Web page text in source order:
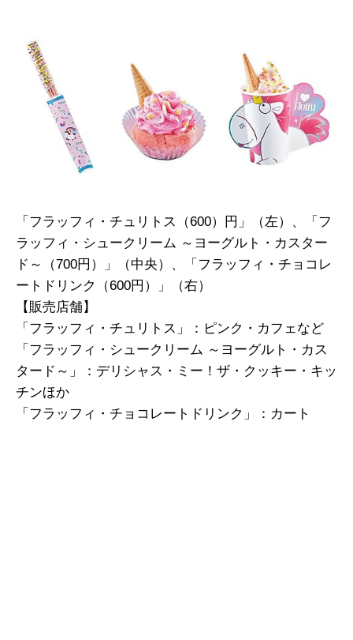
「フラッフィ・チュリトス（600）円」（左）、「フ
ラッフィ・シュークリーム ～ヨーグルト・カスター
ド～（700円）」（中央）、「フラッフィ・チョコレ
ートドリンク（600円）」（右）
【販売店舗】
「フラッフィ・チュリトス」：ピンク・カフェなど
「フラッフィ・シュークリーム ～ヨーグルト・カス
タード～」：デリシャス・ミー！ザ・クッキー・キッ
チンほか
「フラッフィ・チョコレートドリンク」：カート